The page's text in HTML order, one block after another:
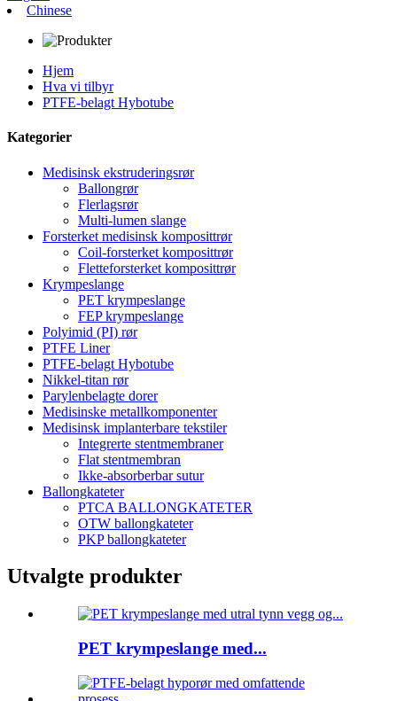
Chinese
Hjem
Hva vi tilbyr
PTFE-belagt Hybotube
Kategorier
Medisinsk ekstruderingsrør
Ballongrør
Flerlagsrør
Multi-lumen slange
Forsterket medisinsk komposittrør
Coil-forsterket komposittrør
Fletteforsterket komposittrør
Krympeslange
PET krympeslange
FEP krympeslange
Polyimid (PI) rør
PTFE Liner
PTFE-belagt Hybotube
Nikkel-titan rør
Parylenbelagte dorer
Medisinske metallkomponenter
Medisinsk implanterbare tekstiler
Integrerte stentmembraner
Flat stentmembran
Ikke-absorberbar sutur
Ballongkateter
PTCA BALLONGKATETER
OTW ballongkateter
PKP ballongkateter
Utvalgte produkter
PET krympeslange med...